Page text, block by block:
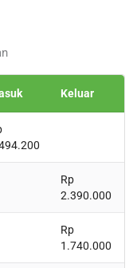
Keluar
Rp
2.390.000
Rp
1.740.000